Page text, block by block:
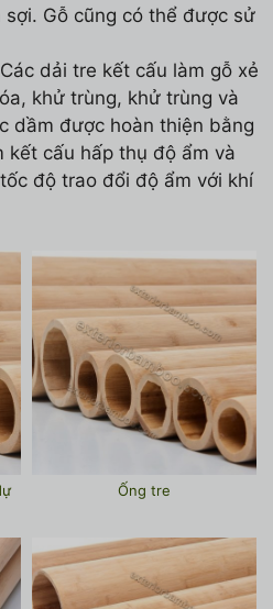
Gỗ cũng có thể được sử
dải tre kết cấu làm gỗ xẻ
khử trùng, khử trùng và
dầm được hoàn thiện bằng
kết cấu hấp thụ độ ẩm và
độ trao đổi độ ẩm với khí
Ống tre